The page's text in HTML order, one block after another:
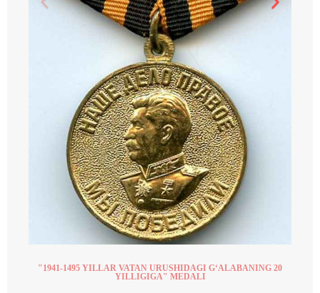
"1941-1495 YILLAR VATAN URUSHIDAGI G‘ALABANING 20
YILLIGIGA" MEDALI